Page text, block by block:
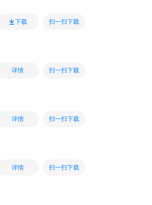
下载 扫一扫下载
详情 扫一扫下载
详情 扫一扫下载
详情 扫一扫下载